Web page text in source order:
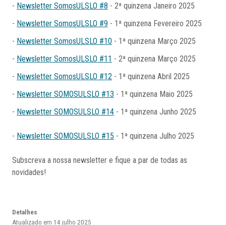
- Newsletter SomosULSLO #8 - 2ª quinzena Janeiro 2025
- Newsletter SomosULSLO #9 - 1ª quinzena Fevereiro 2025
- Newsletter SomosULSLO #10 - 1ª quinzena Março 2025
- Newsletter SomosULSLO #11 - 2ª quinzena Março 2025
- Newsletter SomosULSLO #12 - 1ª quinzena Abril 2025
- Newsletter SOMOSULSLO #13 - 1ª quinzena Maio 2025
- Newsletter SOMOSULSLO #14 - 1ª quinzena Junho 2025
- Newsletter SOMOSULSLO #15 - 1ª quinzena Julho 2025
Subscreva a nossa newsletter e fique a par de todas as
novidades!
Detalhes
Atualizado em 14 julho 2025